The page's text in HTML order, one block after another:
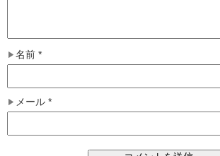
名前 *
メール *